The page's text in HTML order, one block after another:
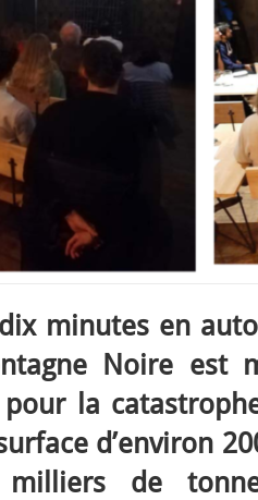
minutes en
Noire est
la
d’environ
de